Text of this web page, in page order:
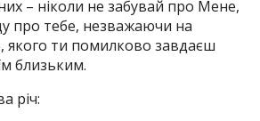
– ніколи не забувай про Мене,
про тебе, незважаючи на
якого ти помилково завдаєш
близьким.
річ: